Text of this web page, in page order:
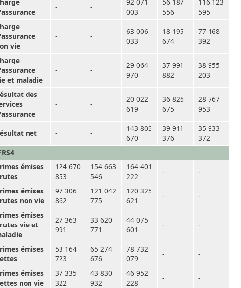
- -
92 071
003
56 187
556
116 123
595
vie
- -
63 006
033
18 195
674
77 168
392
et maladie
- -
29 064
970
37 991
882
38 955
203
des
- -
20 022
619
36 826
675
28 767
953
net - -
143 803
670
39 911
376
35 933
372
émises
124 670
853
154 663
546
164 401
222
- -
émises
non vie
97 306
862
121 042
775
120 325
621
- -
émises
vie et
27 363
991
33 620
771
44 075
601
- -
émises
53 164
723
65 274
676
78 732
079
- -
émises
non vie
37 335
322
43 830
932
46 952
228
- -